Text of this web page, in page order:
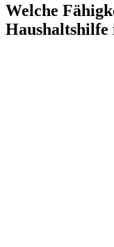
Welche
Haushaltshilfe